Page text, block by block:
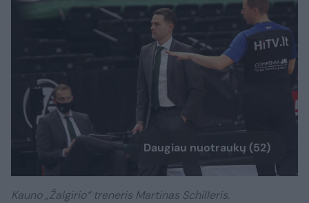
Daugiau nuotraukų (52)
Kauno „Žalgirio“ treneris Martinas Schilleris.